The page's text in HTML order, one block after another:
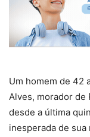
Um homem de 42
Alves, morador de
desde a última
inesperada de